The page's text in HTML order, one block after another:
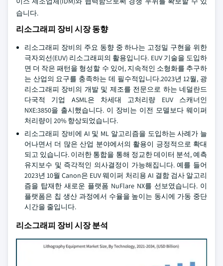
습니다.
리소그래피 장비 시장 동향
리소그래피 장비의 주요 동향 중 하나는 고정밀 구현을 위한
극자외선(EUV) 리소그래피의 활용입니다. EUV 기술을 도입하
면 더 작은 패턴을 형성할 수 있어, 지속적인 소형화를 추구하
는 산업의 요구를 충족하는 데 필수적입니다.2023년 12월, 광
리소그래피 장비의 개발 및 제조를 전문으로 하는 네덜란드
다국적 기업 ASML은 차세대 고처리량 EUV 스캐너인
NXE:3850을 출시했습니다. 이 장비는 이전 모델보다 웨이퍼
처리량이 20% 향상되었습니다.
리소그래피 장비에 AI 및 ML 알고리즘을 도입하는 사례가 늘
어나면서 더 많은 산업 분야에서의 활용이 긍정적으로 확대
되고 있습니다. 이러한 통합을 통해 정교한 데이터 분석, 예측
유지보수 및 즉각적인 의사결정이 가능해집니다. 예를 들어
2023년 10월 Canon은 EUV 웨이퍼 처리용 AI 결함 검사 알고리
즘을 탑재한 새로운 플랫폼 NuFlare NX를 선보였습니다. 이
플랫폼은 칩 생산 과정에서 수율을 높이는 동시에 가동 중단
시간을 줄입니다.
리소그래피 장비 시장 분석